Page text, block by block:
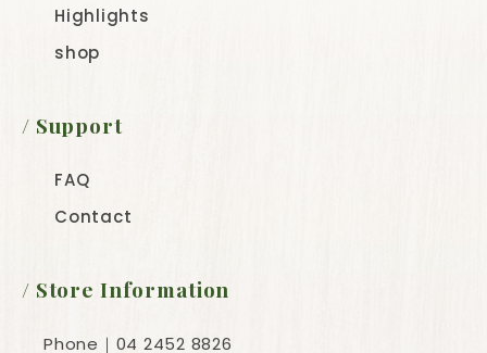
Highlights
shop
/ Support
FAQ
Contact
/ Store Information
Phone ｜04 2452 8826